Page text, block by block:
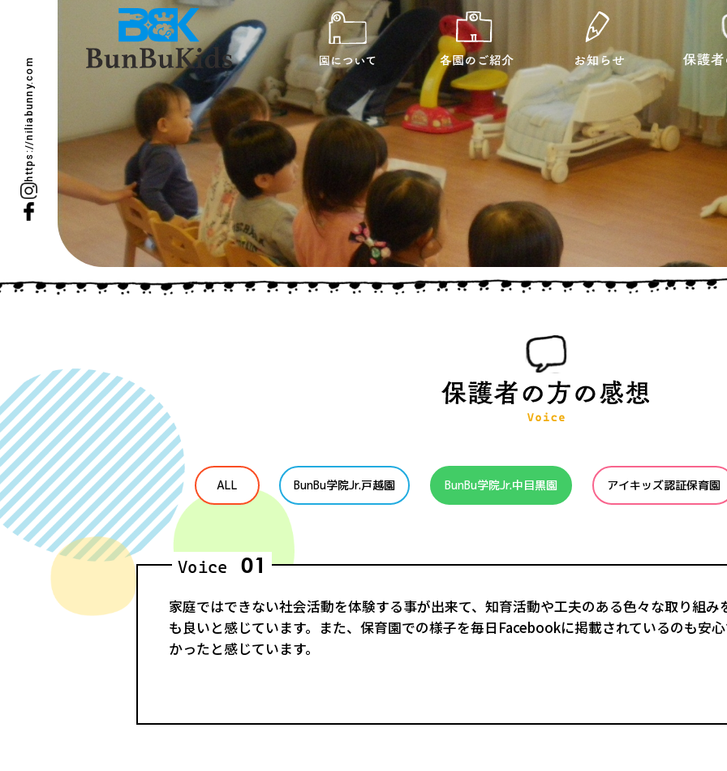
https://niliabunny.com
ALL BunBu学院Jr.戸越園 BunBu学院Jr.中目黒園 アイキッズ認証保育園
Voice 01
家庭ではできない社会活動を体験する事が出来て、知育活動や工夫のある色々な取り組み
も良いと感じています。また、保育園での様子を毎日Facebookに掲載されているのも安
かったと感じています。